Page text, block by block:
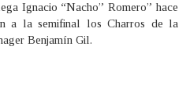
Ignacio “Nacho” Romero” hace
a la semifinal los Charros de la
Benjamín Gil.